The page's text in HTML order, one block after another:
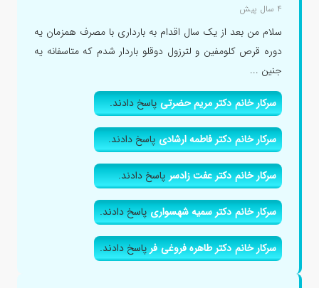
۴ سال پیش
سلام من بعد از یک سال اقدام به بارداری با مصرف همزمان یه
دوره قرص کلومفین و لترزول دوقلو باردار شدم که متاسفانه یه
جنین ...
سرکار خانم دکتر مریم حضرتیپاسخ دادند.
سرکار خانم دکتر فاطمه ارشادیپاسخ دادند.
سرکار خانم دکتر عفت زادسرپاسخ دادند.
سرکار خانم دکتر سمیه شهسواریپاسخ دادند.
سرکار خانم دکتر طاهره فروغی فرپاسخ دادند.